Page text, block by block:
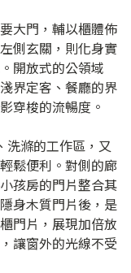
大門，輔以櫃體佈
側玄關，則化身實
開放式的公領域
界定客、餐廳的界
穿梭的流暢度。
洗滌的工作區，又
鬆便利。對側的廊
孩房的門片整合其
身木質門片後，是
門片，展現加倍放
讓窗外的光線不受